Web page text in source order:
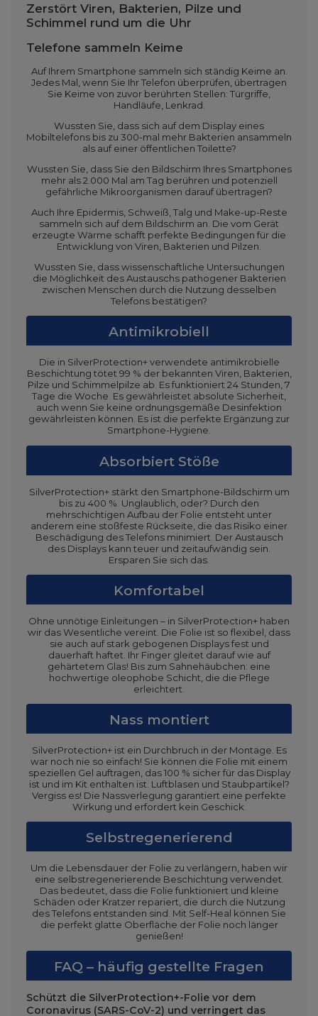
Zerstört Viren, Bakterien, Pilze und
Schimmel rund um die Uhr
Telefone sammeln Keime
Auf Ihrem Smartphone sammeln sich ständig Keime an.
Jedes Mal, wenn Sie Ihr Telefon überprüfen, übertragen
Sie Keime von zuvor berührten Stellen: Türgriffe,
Handläufe, Lenkrad.
Wussten Sie, dass sich auf dem Display eines
Mobiltelefons bis zu 300-mal mehr Bakterien ansammeln
als auf einer öffentlichen Toilette?
Wussten Sie, dass Sie den Bildschirm Ihres Smartphones
mehr als 2.000 Mal am Tag berühren und potenziell
gefährliche Mikroorganismen darauf übertragen?
Auch Ihre Epidermis, Schweiß, Talg und Make-up-Reste
sammeln sich auf dem Bildschirm an. Die vom Gerät
erzeugte Wärme schafft perfekte Bedingungen für die
Entwicklung von Viren, Bakterien und Pilzen.
Wussten Sie, dass wissenschaftliche Untersuchungen
die Möglichkeit des Austauschs pathogener Bakterien
zwischen Menschen durch die Nutzung desselben
Telefons bestätigen?
Antimikrobiell
Die in SilverProtection+ verwendete antimikrobielle
Beschichtung tötet 99 % der bekannten Viren, Bakterien,
Pilze und Schimmelpilze ab. Es funktioniert 24 Stunden, 7
Tage die Woche. Es gewährleistet absolute Sicherheit,
auch wenn Sie keine ordnungsgemäße Desinfektion
gewährleisten können. Es ist die perfekte Ergänzung zur
Smartphone-Hygiene.
Absorbiert Stöße
SilverProtection+ stärkt den Smartphone-Bildschirm um
bis zu 400 %. Unglaublich, oder? Durch den
mehrschichtigen Aufbau der Folie entsteht unter
anderem eine stoßfeste Rückseite, die das Risiko einer
Beschädigung des Telefons minimiert. Der Austausch
des Displays kann teuer und zeitaufwändig sein.
Ersparen Sie sich das.
Komfortabel
Ohne unnötige Einleitungen – in SilverProtection+ haben
wir das Wesentliche vereint. Die Folie ist so flexibel, dass
sie auch auf stark gebogenen Displays fest und
dauerhaft haftet. Ihr Finger gleitet darauf wie auf
gehärtetem Glas! Bis zum Sahnehäubchen: eine
hochwertige oleophobe Schicht, die die Pflege
erleichtert.
Nass montiert
SilverProtection+ ist ein Durchbruch in der Montage. Es
war noch nie so einfach! Sie können die Folie mit einem
speziellen Gel auftragen, das 100 % sicher für das Display
ist und im Kit enthalten ist. Luftblasen und Staubpartikel?
Vergiss es! Die Nassverlegung garantiert eine perfekte
Wirkung und erfordert kein Geschick.
Selbstregenerierend
Um die Lebensdauer der Folie zu verlängern, haben wir
eine selbstregenerierende Beschichtung verwendet.
Das bedeutet, dass die Folie funktioniert und kleine
Schäden oder Kratzer repariert, die durch die Nutzung
des Telefons entstanden sind. Mit Self-Heal können Sie
die perfekt glatte Oberfläche der Folie noch länger
genießen!
FAQ – häufig gestellte Fragen
Schützt die SilverProtection+-Folie vor dem
Coronavirus (SARS-CoV-2) und verringert das